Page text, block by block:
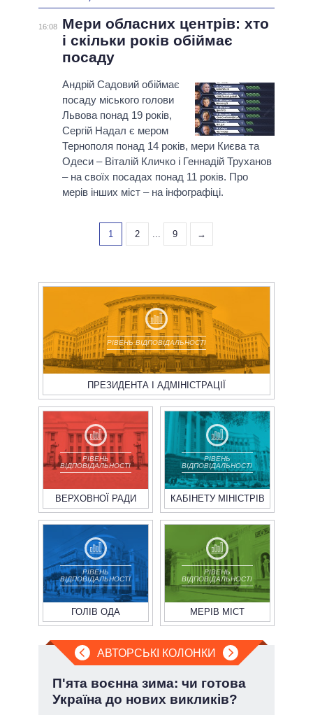
16:08
Мери обласних центрів: хто
і скільки років обіймає
посаду
Андрій Садовий обіймає
посаду міського голови
Львова понад 19 років,
Сергій Надал є мером
Тернополя понад 14 років, мери Києва та
Одеси – Віталій Кличко і Геннадій Труханов
– на своїх посадах понад 11 років. Про
мерів інших міст – на інфографіці.
1 2 ... 9 →
РІВЕНЬ ВІДПОВІДАЛЬНОСТІ
ПРЕЗИДЕНТА І АДМІНІСТРАЦІЇ
РІВЕНЬ
ВІДПОВІДАЛЬНОСТІ
ВЕРХОВНОЇ РАДИ
РІВЕНЬ
ВІДПОВІДАЛЬНОСТІ
КАБІНЕТУ МІНІСТРІВ
РІВЕНЬ
ВІДПОВІДАЛЬНОСТІ
ГОЛІВ ОДА
РІВЕНЬ
ВІДПОВІДАЛЬНОСТІ
МЕРІВ МІСТ
АВТОРСЬКІ КОЛОНКИ
П'ята воєнна зима: чи готова
Україна до нових викликів?